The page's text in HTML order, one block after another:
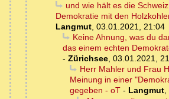
und wie hält es die
Demokratie mit den
Langmut, 03.01.2021, 21:04
Keine Ahnung, was du
das einem echten
- Zürichsee, 03.01.2021,
Herr Mahler und Frau
Meinung in einer
gegeben - oT - Langmut,